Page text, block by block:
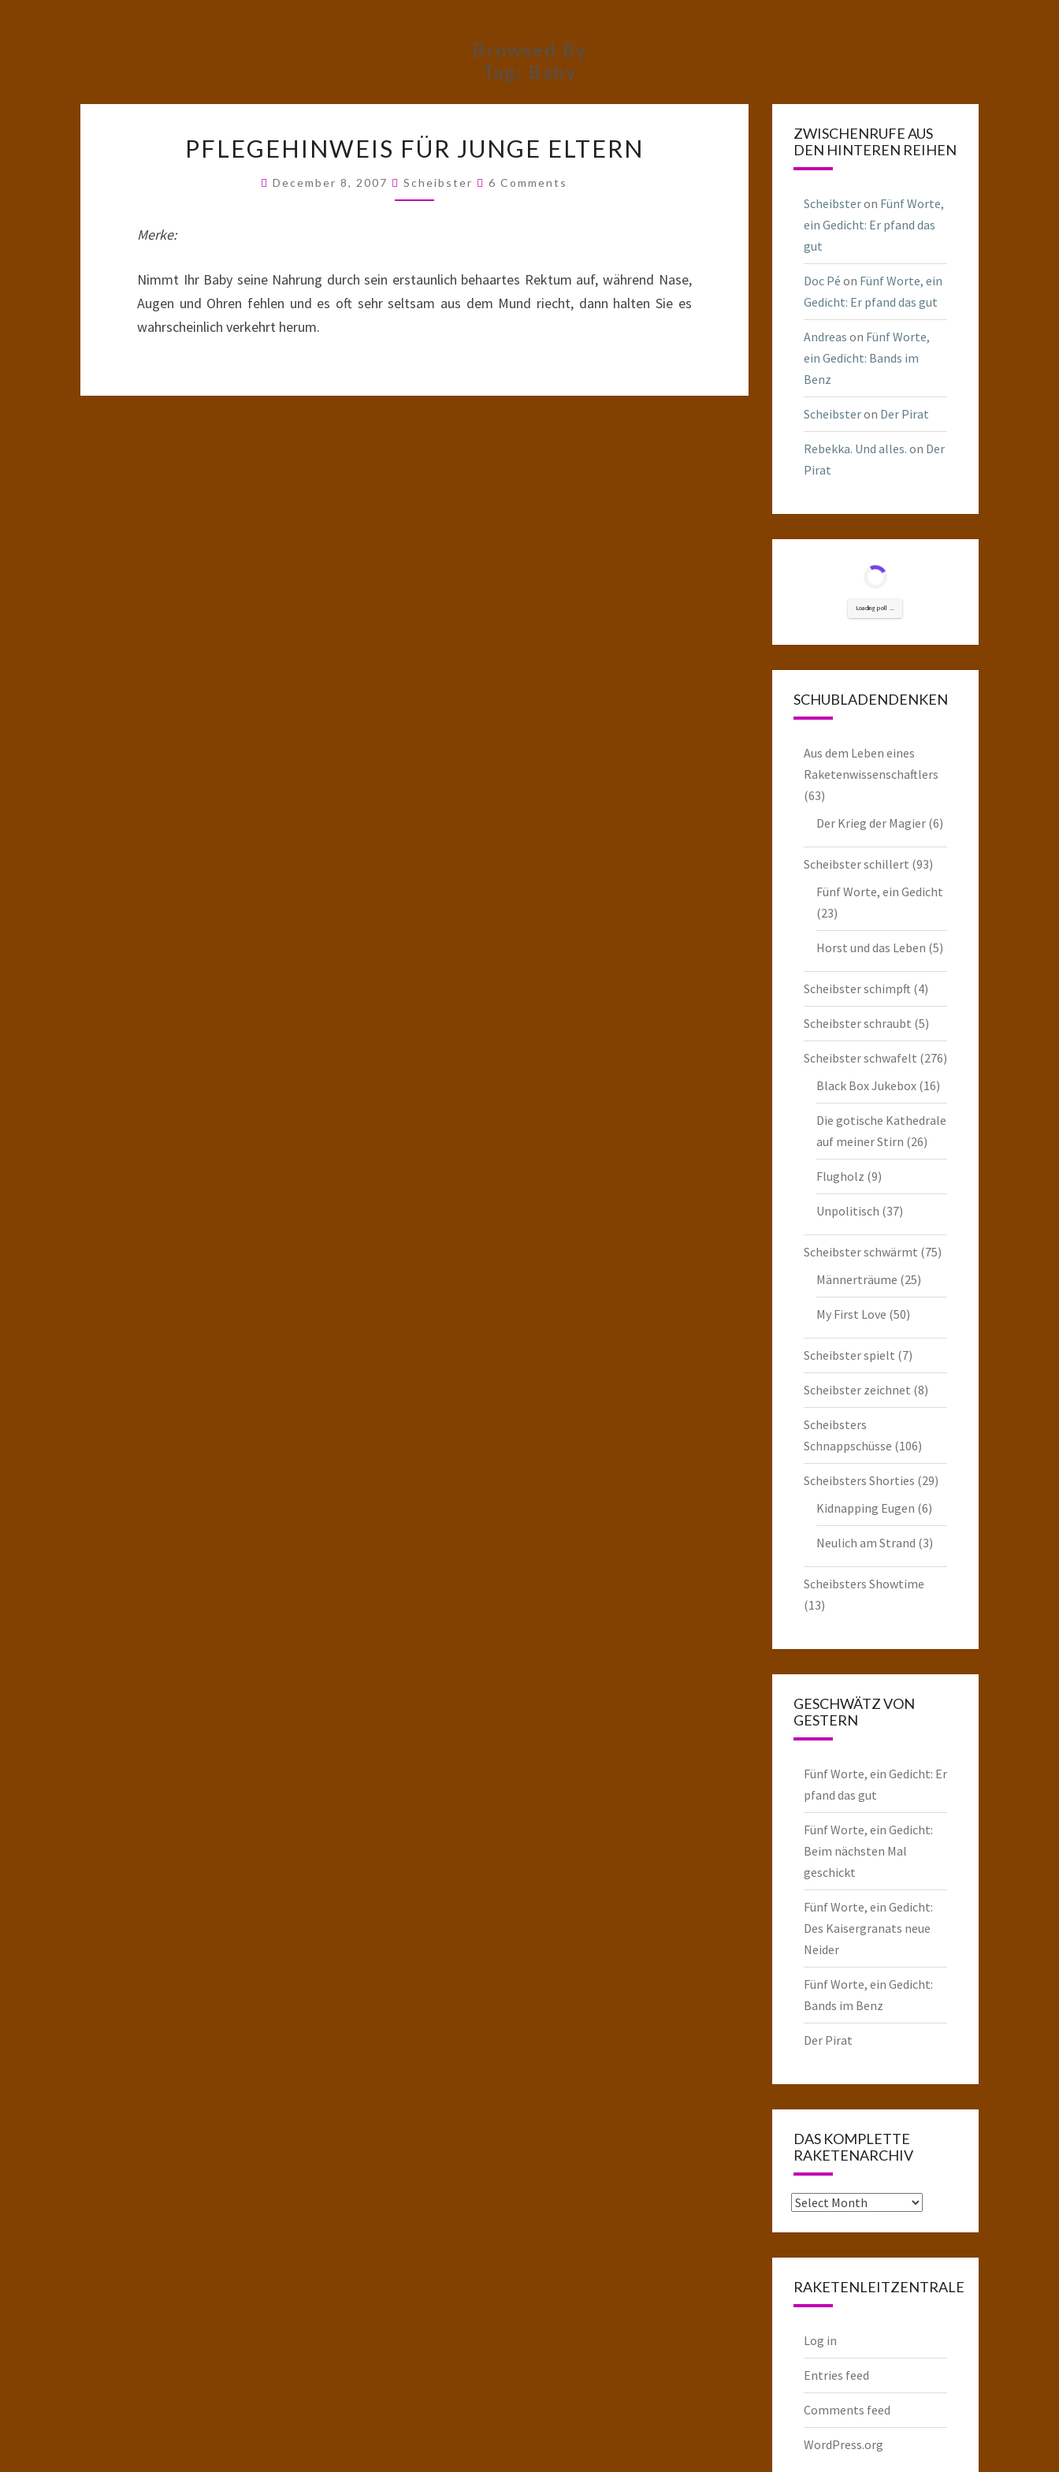
Browsed By
Tag: Baby
FÜR
JUNGE
ELTERN
PFLEGEHINWEIS FÜR JUNGE ELTERN
December 8, 2007 Scheibster Comments
6 Comments
Merke:
Nimmt Ihr Baby seine Nahrung durch sein erstaunlich behaartes Rektum auf, während Nase,
Augen und Ohren fehlen und es oft sehr seltsam aus dem Mund riecht, dann halten Sie es
wahrscheinlich verkehrt herum.
ZWISCHENRUFE AUS
DEN HINTEREN REIHEN
Scheibsteron Fünf Worte,
ein Gedicht: Er pfand das
gut
Doc Pé on Fünf Worte, ein
Gedicht: Er pfand das gut
Andreas on Fünf Worte,
ein Gedicht: Bands im
Benz
Scheibsteron Der Pirat
Rebekka. Und alles. on Der
Pirat
Loading poll ...
SCHUBLADENDENKEN
Aus dem Leben eines
Raketenwissenschaftlers
(63)
Der Krieg der Magier(6)
Scheibster schillert (93)
Fünf Worte, ein Gedicht
(23)
Horst und das Leben (5)
Scheibster schimpft (4)
Scheibster schraubt (5)
Scheibster schwafelt (276)
Black Box Jukebox(16)
Die gotische Kathedrale
auf meiner Stirn (26)
Flugholz (9)
Unpolitisch (37)
Scheibster schwärmt (75)
Männerträume (25)
My First Love (50)
Scheibster spielt (7)
Scheibster zeichnet (8)
Scheibsters
Schnappschüsse (106)
Scheibsters Shorties (29)
Kidnapping Eugen (6)
Neulich am Strand (3)
Scheibsters Showtime
(13)
GESCHWÄTZ VON
GESTERN
Fünf Worte, ein Gedicht: Er
pfand das gut
Fünf Worte, ein Gedicht:
Beim nächsten Mal
geschickt
Fünf Worte, ein Gedicht:
Des Kaisergranats neue
Neider
Fünf Worte, ein Gedicht:
Bands im Benz
Der Pirat
DAS KOMPLETTE
RAKETENARCHIV
Das
RAKETENLEITZENTRALE
Log in
Entries feed
Comments feed
WordPress.org